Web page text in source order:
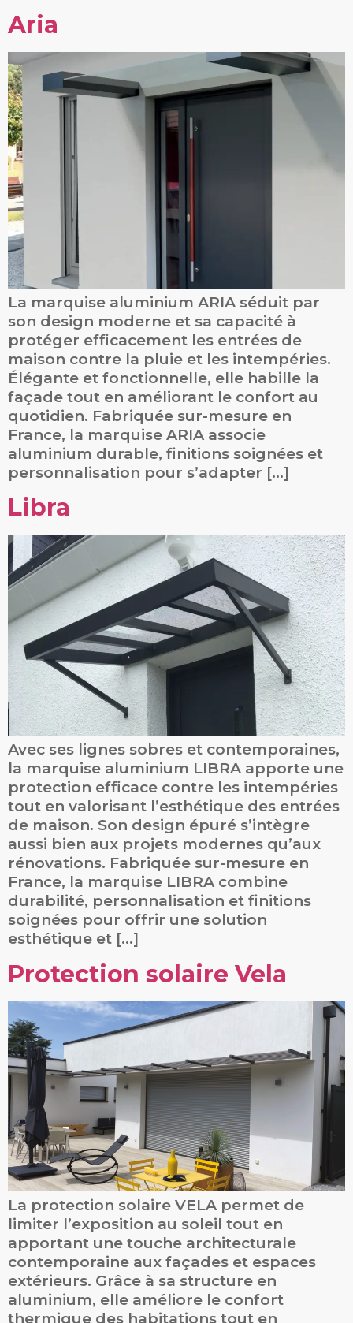
Aria
La marquise aluminium ARIA séduit par
son design moderne et sa capacité à
protéger efficacement les entrées de
maison contre la pluie et les intempéries.
Élégante et fonctionnelle, elle habille la
façade tout en améliorant le confort au
quotidien. Fabriquée sur-mesure en
France, la marquise ARIA associe
aluminium durable, finitions soignées et
personnalisation pour s’adapter […]
Libra
Avec ses lignes sobres et contemporaines,
la marquise aluminium LIBRA apporte une
protection efficace contre les intempéries
tout en valorisant l’esthétique des entrées
de maison. Son design épuré s’intègre
aussi bien aux projets modernes qu’aux
rénovations. Fabriquée sur-mesure en
France, la marquise LIBRA combine
durabilité, personnalisation et finitions
soignées pour offrir une solution
esthétique et […]
Protection solaire Vela
La protection solaire VELA permet de
limiter l’exposition au soleil tout en
apportant une touche architecturale
contemporaine aux façades et espaces
extérieurs. Grâce à sa structure en
aluminium, elle améliore le confort
thermique des habitations tout en